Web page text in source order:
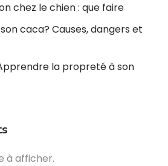
chez le chien : que faire
caca? Causes, dangers et
la propreté à son
à afficher.